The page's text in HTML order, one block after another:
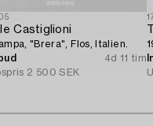
Castiglioni
"Brera", Flos, Italien.
4d 11 tim
2 500 SEK